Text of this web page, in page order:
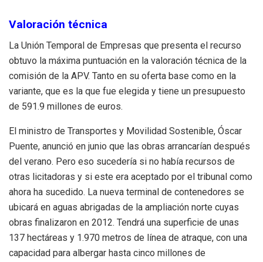
Valoración técnica
La Unión Temporal de Empresas que presenta el recurso
obtuvo la máxima puntuación en la valoración técnica de la
comisión de la APV. Tanto en su oferta base como en la
variante, que es la que fue elegida y tiene un presupuesto
de 591.9 millones de euros.
El ministro de Transportes y Movilidad Sostenible, Óscar
Puente, anunció en junio que las obras arrancarían después
del verano. Pero eso sucedería si no había recursos de
otras licitadoras y si este era aceptado por el tribunal como
ahora ha sucedido. La nueva terminal de contenedores se
ubicará en aguas abrigadas de la ampliación norte cuyas
obras finalizaron en 2012. Tendrá una superficie de unas
137 hectáreas y 1.970 metros de línea de atraque, con una
capacidad para albergar hasta cinco millones de